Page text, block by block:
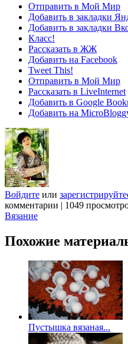
Отправить в Мой Мир
Добавить в закладки
Добавить в закладки
Класс!
Рассказать в ЖЖ
Добавить на Facebook
Tweet This!
Отправить в Мой Мир
Рассказать в LiveInternet
Добавить в Google
Добавить на
Войдите или
комментарии | 1049
Вязание
Похожие
Пустышка вязаная...